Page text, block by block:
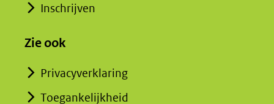
Inschrijven
Zie ook
Privacyverklaring
Toegankelijkheid